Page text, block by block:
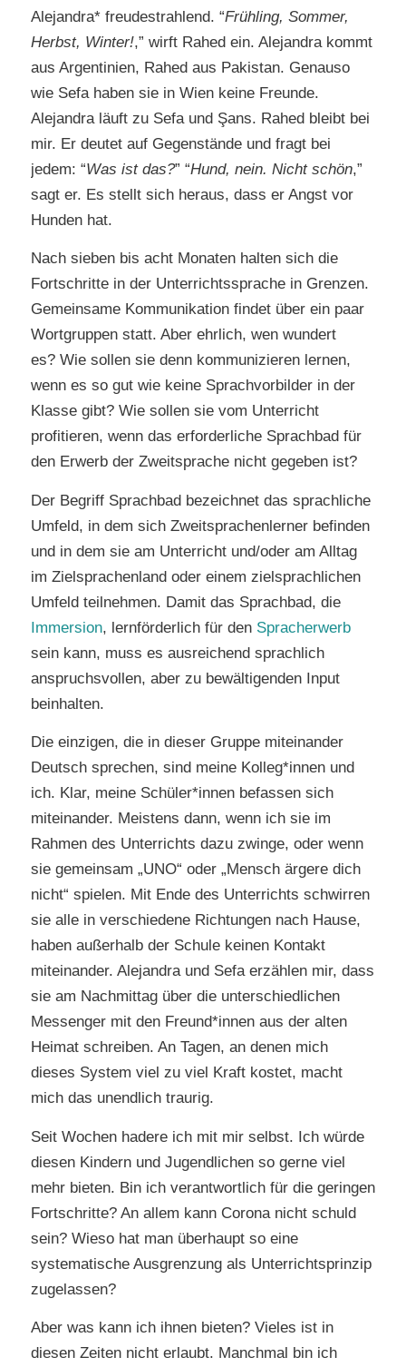
Alejandra* freudestrahlend. “Frühling, Sommer,
Herbst, Winter!,” wirft Rahed ein. Alejandra kommt
aus Argentinien, Rahed aus Pakistan. Genauso
wie Sefa haben sie in Wien keine Freunde.
Alejandra läuft zu Sefa und Şans. Rahed bleibt bei
mir. Er deutet auf Gegenstände und fragt bei
jedem: “Was ist das?” “Hund, nein. Nicht schön,”
sagt er. Es stellt sich heraus, dass er Angst vor
Hunden hat.
Nach sieben bis acht Monaten halten sich die
Fortschritte in der Unterrichtssprache in Grenzen.
Gemeinsame Kommunikation findet über ein paar
Wortgruppen statt. Aber ehrlich, wen wundert
es? Wie sollen sie denn kommunizieren lernen,
wenn es so gut wie keine Sprachvorbilder in der
Klasse gibt? Wie sollen sie vom Unterricht
profitieren, wenn das erforderliche Sprachbad für
den Erwerb der Zweitsprache nicht gegeben ist?
Der Begriff Sprach­bad bezeich­net das sprach­li­che
Umfeld, in dem sich Zweit­spra­chen­ler­ner befin­den
und in dem sie am Unter­richt und/oder am All­tag
im Ziel­spra­chen­land oder einem ziel­sprach­li­chen
Umfeld teil­neh­men. Damit das Sprachbad, die
Immersion, lernförderlich für den Spracherwerb
sein kann, muss es ausreichend sprachlich
anspruchsvollen, aber zu bewältigenden Input
beinhalten.
Die einzigen, die in dieser Gruppe miteinander
Deutsch sprechen, sind meine Kolleg*innen und
ich. Klar, meine Schüler*innen befassen sich
miteinander. Meistens dann, wenn ich sie im
Rahmen des Unterrichts dazu zwinge, oder wenn
sie gemeinsam „UNO“ oder „Mensch ärgere dich
nicht“ spielen. Mit Ende des Unterrichts schwirren
sie alle in verschiedene Richtungen nach Hause,
haben außerhalb der Schule keinen Kontakt
miteinander. Alejandra und Sefa erzählen mir, dass
sie am Nachmittag über die unterschiedlichen
Messenger mit den Freund*innen aus der alten
Heimat schreiben. An Tagen, an denen mich
dieses System viel zu viel Kraft kostet, macht
mich das unendlich traurig.
Seit Wochen hadere ich mit mir selbst. Ich würde
diesen Kindern und Jugendlichen so gerne viel
mehr bieten. Bin ich verantwortlich für die geringen
Fortschritte? An allem kann Corona nicht schuld
sein? Wieso hat man überhaupt so eine
systematische Ausgrenzung als Unterrichtsprinzip
zugelassen?
Aber was kann ich ihnen bieten? Vieles ist in
diesen Zeiten nicht erlaubt. Manchmal bin ich